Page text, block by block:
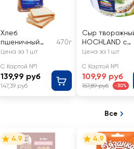
Хлеб
пшеничный
HARRY'S
sandwich
470г
Цена за 1 шт
С Картой №1
139,99 руб
147,39 руб
Сыр
HOCHLAND с
маринованным
60%, без змж
Цена за 1 шт
С Картой №1
109,99 руб
157,89 руб -30%
Все
4.9 4.9